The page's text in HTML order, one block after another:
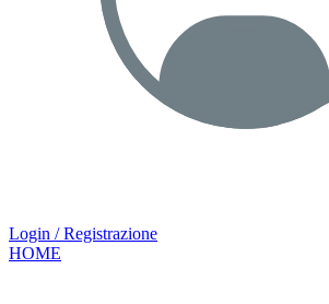
Login / Registrazione
HOME